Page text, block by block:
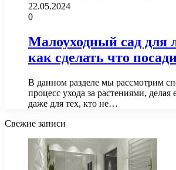
22.05.2024
0
Малоуходный сад
как сделать что
В данном разделе мы рассмотрим
процесс ухода за растениями,
даже для тех, кто не…
Свежие записи